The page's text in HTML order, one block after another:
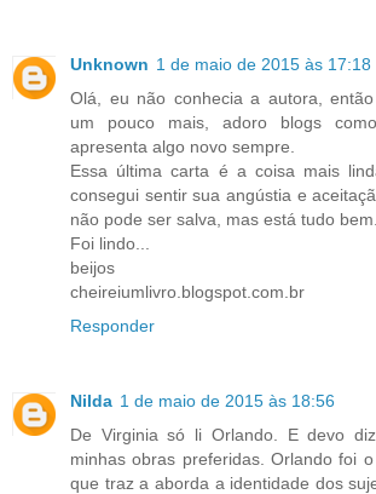
Unknown 1 de maio de 2015 às 17:18
Olá, eu não conhecia a autora,
um pouco mais, adoro blogs
apresenta algo novo sempre.
Essa última carta é a coisa mais
consegui sentir sua angústia e
não pode ser salva, mas está tudo
Foi lindo...
beijos
cheireiumlivro.blogspot.com.br
Responder
Nilda 1 de maio de 2015 às 18:56
De Virginia só li Orlando. E devo
minhas obras preferidas. Orlando foi
que traz a aborda a identidade dos